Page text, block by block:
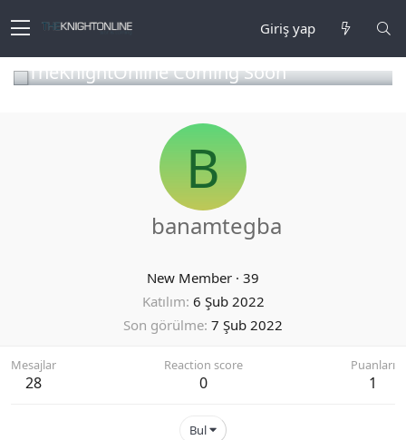
Giriş yap
TheKnightOnline Coming Soon
B
banamtegba
New Member · 39
Katılım 6 Şub 2022
Son görülme 7 Şub 2022
Mesajlar
28
Reaction score
0
Puanları
1
Bul